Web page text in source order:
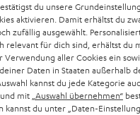
du unsere
aktivieren. Damit erhältst du
zufällig ausgewählt.
relevant für dich sind, erhältst du
Verwendung aller Cookies ein
Daten in Staaten außerhalb
kannst du jede Kategorie
mit „Auswahl übernehmen“
kannst du unter „Daten-